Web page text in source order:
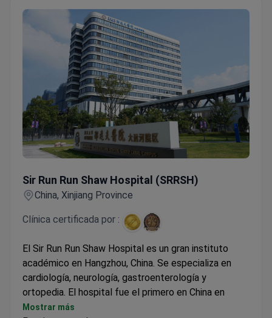
JCI y ASCO. El centro utiliza robótica quirúrgica Da
Vinci, sistemas CyberKnife y Gamma Knife. Los
médicos también confían en la resonancia magnética
Philips Ingenia Elition 3.0T para diagnósticos
precisos. El servicio combina estándares médicos,
hoteleros y de hogar.
Sir Run Run Shaw Hospital (SRRSH)
China, Xinjiang Province
Clínica certificada por :
El Sir Run Run Shaw Hospital es un gran instituto
académico en Hangzhou, China. Se especializa en
cardiología, neurología, gastroenterología y
ortopedia. El hospital fue el primero en China en
obtener las acreditaciones JCI y HIMSS 7. Fue
Mostrar más